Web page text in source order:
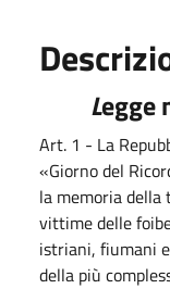
Legge
Art. 1 - La
«Giorno del
la memoria
vittime delle
istriani, fiumani
della più